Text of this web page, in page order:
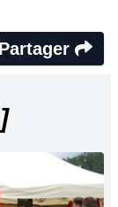
Partager
]